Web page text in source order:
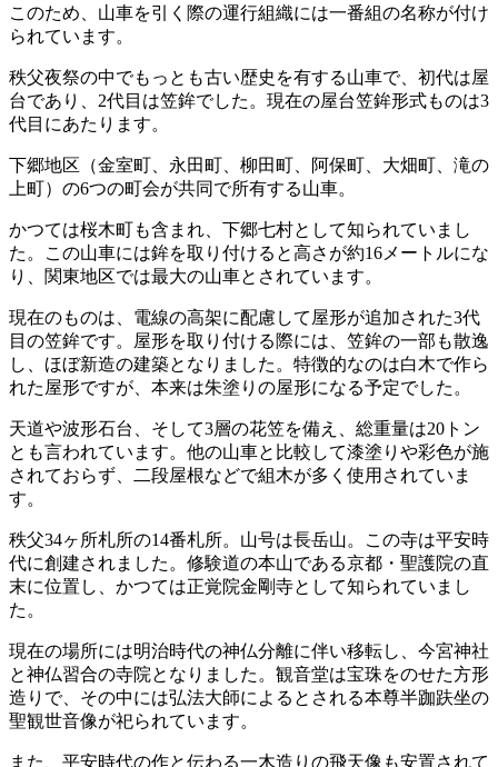
このため、山車を引く際の運行組織には一番組の名称が付け
られています。
秩父夜祭の中でもっとも古い歴史を有する山車で、初代は屋
台であり、2代目は笠鉾でした。現在の屋台笠鉾形式ものは3
代目にあたります。
下郷地区（金室町、永田町、柳田町、阿保町、大畑町、滝の
上町）の6つの町会が共同で所有する山車。
かつては桜木町も含まれ、下郷七村として知られていまし
た。この山車には鉾を取り付けると高さが約16メートルにな
り、関東地区では最大の山車とされています。
現在のものは、電線の高架に配慮して屋形が追加された3代
目の笠鉾です。屋形を取り付ける際には、笠鉾の一部も散逸
し、ほぼ新造の建築となりました。特徴的なのは白木で作ら
れた屋形ですが、本来は朱塗りの屋形になる予定でした。
天道や波形石台、そして3層の花笠を備え、総重量は20トン
とも言われています。他の山車と比較して漆塗りや彩色が施
されておらず、二段屋根などで組木が多く使用されていま
す。
秩父34ヶ所札所の14番札所。山号は長岳山。この寺は平安時
代に創建されました。修験道の本山である京都・聖護院の直
末に位置し、かつては正覚院金剛寺として知られていまし
た。
現在の場所には明治時代の神仏分離に伴い移転し、今宮神社
と神仏習合の寺院となりました。観音堂は宝珠をのせた方形
造りで、その中には弘法大師によるとされる本尊半跏趺坐の
聖観世音像が祀られています。
また、平安時代の作と伝わる一木造りの飛天像も安置されて